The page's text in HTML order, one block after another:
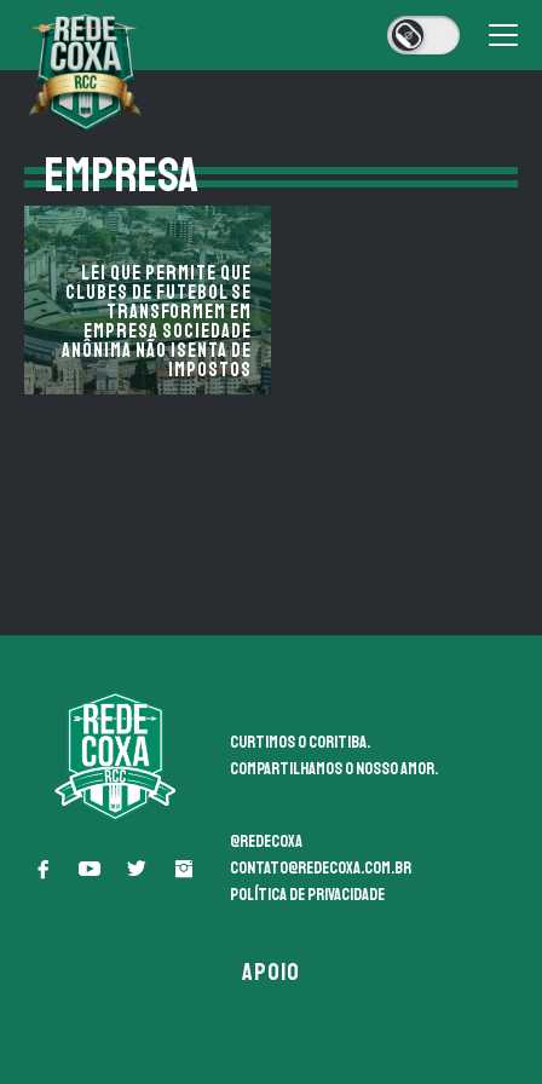
EMPRESA
Lei que permite que
clubes de futebol se
transformem em
empresa sociedade
anônima não isenta de
impostos
Curtimos o coritiba.
Compartilhamos o nosso amor.
@redecoxa
contato@redecoxa.com.br
Política de Privacidade
APOIO